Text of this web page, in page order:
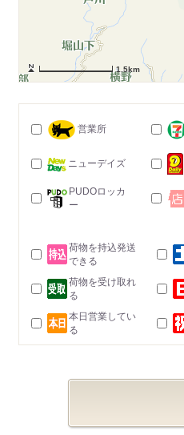
1.5km
営業所
ニューデイズ
PUDOロッカ
ー
荷物を持込発送
できる
荷物を受け取れ
る
本日営業してい
る